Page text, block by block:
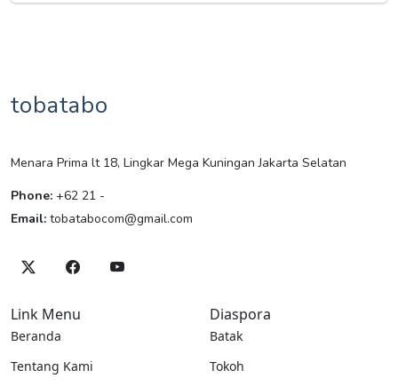
tobatabo
Menara Prima lt 18, Lingkar Mega Kuningan Jakarta Selatan
Phone: +62 21 -
Email: tobatabocom@gmail.com
Link Menu
Beranda
Tentang Kami
Diaspora
Batak
Tokoh